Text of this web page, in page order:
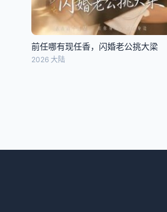
前任哪有现任香，闪婚老公挑大梁
2026 大陆